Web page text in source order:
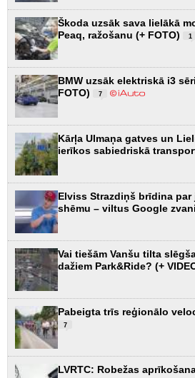
Škoda uzsāk sava lielākā
Peaq, ražošanu (+ FOTO)
1
BMW uzsāk elektriskā i3
FOTO)
7
Kārļa Ulmaņa gatves un
ierīkos sabiedriskā
Elviss Strazdiņš brīdina
shēmu – viltus Google
Vai tiešām Vanšu tilta
dažiem Park&Ride? (+
Pabeigta trīs reģionālo
7
LVRTC: Robežas